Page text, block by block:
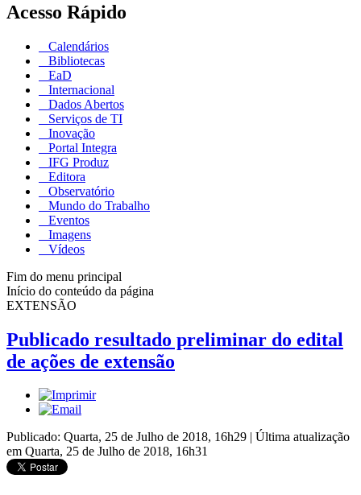
Acesso Rápido
Calendários
Bibliotecas
EaD
Internacional
Dados Abertos
Serviços de TI
Inovação
Portal Integra
IFG Produz
Editora
Observatório
Mundo do Trabalho
Eventos
Imagens
Vídeos
Fim do menu principal
Início do conteúdo da página
EXTENSÃO
Publicado resultado preliminar do edital
de ações de extensão
Publicado: Quarta, 25 de Julho de 2018, 16h29 | Última atualização
em Quarta, 25 de Julho de 2018, 16h31